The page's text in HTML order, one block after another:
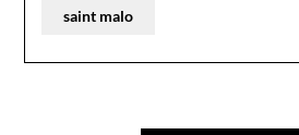
saint malo